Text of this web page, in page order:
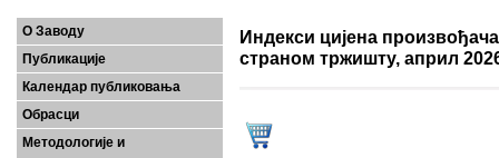
О Заводу
Публикације
Календар публиковања
Обрасци
Методологије и
Индекси цијена
страном тржишту, април